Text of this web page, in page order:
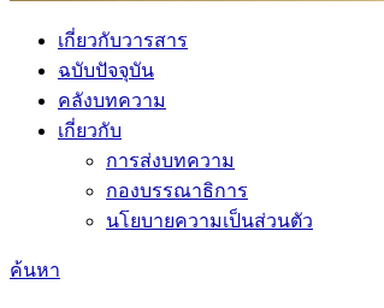
เกี่ยวกับวารสาร
ฉบับปัจจุบัน
คลังบทความ
เกี่ยวกับ
การส่งบทความ
กองบรรณาธิการ
นโยบายความเป็นส่วนตัว
ค้นหา